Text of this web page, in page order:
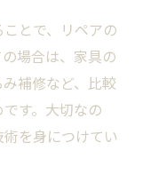
とで、リペアの
場合は、家具の
補修など、比較
す。大切なの
を身につけてい